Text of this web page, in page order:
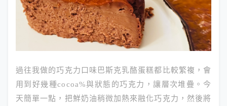
過往我做的巧克力口味巴斯克乳酪蛋糕都比較繁複，會
用到好幾種cocoa%與狀態的巧克力，讓層次堆疊。今
天簡單一點，把鮮奶油稍微加熱來融化巧克力，然後將